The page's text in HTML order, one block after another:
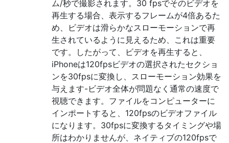
ム/秒で撮影されます。30 fpsでそのビデオを
再生する場合、表示するフレームが4倍あるた
め、ビデオは滑らかなスローモーションで再
生されているように見えるため、これは重要
です。したがって、ビデオを再生すると、
iPhoneは120fpsビデオの選択されたセクショ
ンを30fpsに変換し、スローモーション効果を
与えます-ビデオ全体が問題なく通常の速度で
視聴できます。ファイルをコンピューターに
インポートすると、120fpsのビデオファイル
になります。30fpsに変換するタイミングや場
所はわかりませんが、ネイティブの120fpsで